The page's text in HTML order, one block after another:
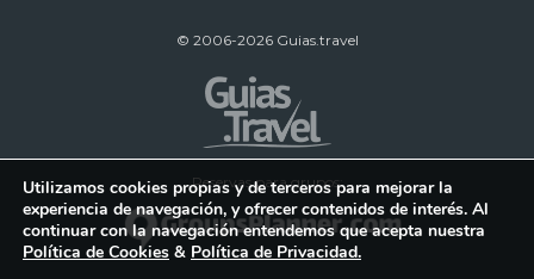
© 2006-2026 Guias.travel
Reservas para grupos:
Utilizamos cookies propias y de terceros para mejorar la
experiencia de navegación, y ofrecer contenidos de interés. Al
continuar con la navegación entendemos que acepta nuestra
Política de Cookies & Política de Privacidad.